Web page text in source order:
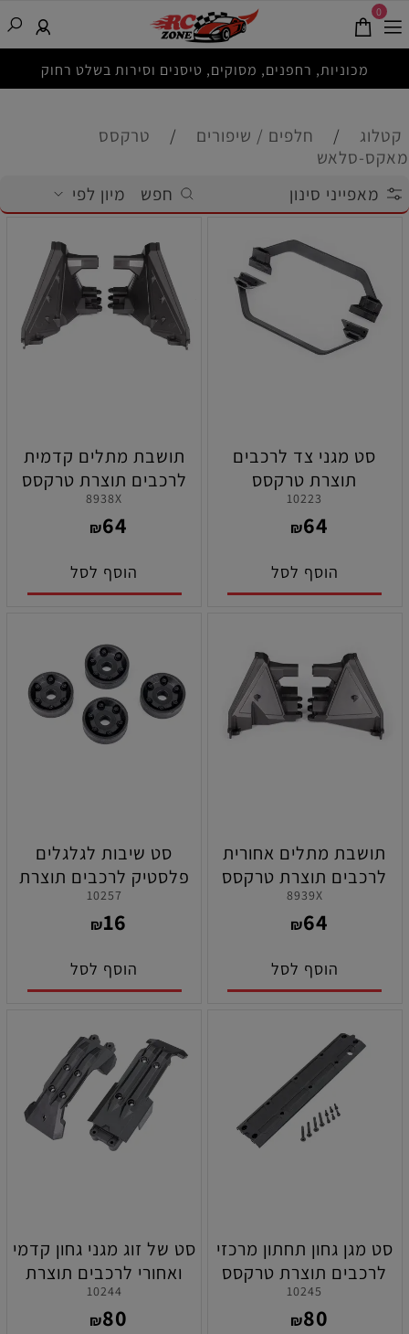
מכוניות, רחפנים, מסוקים, טיסנים וסירות בשלט רחוק
0
קטלוג / חלפים / שיפורים /
טרקסס
מאקס-סלאש
מאפייני סינון
חפש מיון לפי
סט מגני צד לרכבים
תוצרת טרקסס
10223
₪64
הוסף לסל
תושבת מתלים קדמית
לרכבים תוצרת טרקסס
8938X
₪64
הוסף לסל
תושבת מתלים אחורית
לרכבים תוצרת טרקסס
8939X
₪64
הוסף לסל
סט שיבות לגלגלים
פלסטיק לרכבים תוצרת
טרקסס
10257
₪16
הוסף לסל
סט מגן גחון תחתון מרכזי
לרכבים תוצרת טרקסס
10245
₪80
סט של זוג מגני גחון קדמי
ואחורי לרכבים תוצרת
טרקסס
10244
₪80